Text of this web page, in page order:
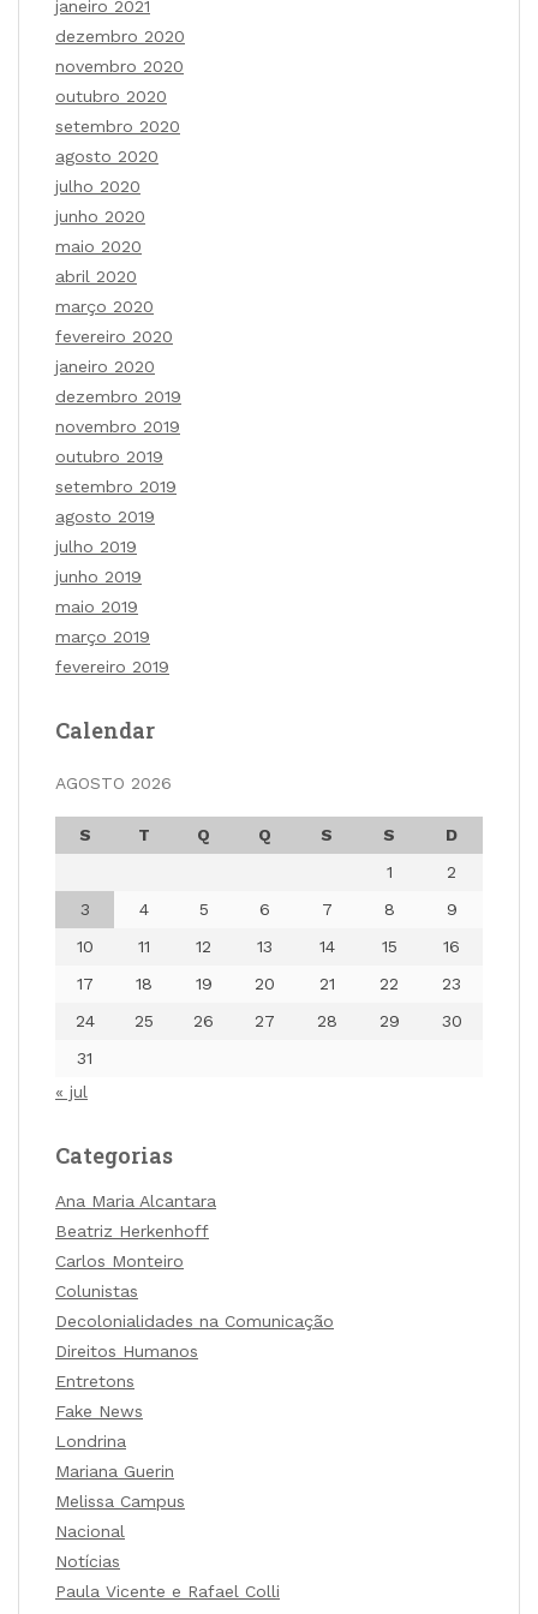
janeiro 2021
dezembro 2020
novembro 2020
outubro 2020
setembro 2020
agosto 2020
julho 2020
junho 2020
maio 2020
abril 2020
março 2020
fevereiro 2020
janeiro 2020
dezembro 2019
novembro 2019
outubro 2019
setembro 2019
agosto 2019
julho 2019
junho 2019
maio 2019
março 2019
fevereiro 2019
Calendar
AGOSTO 2026
S T Q Q S S
D
1
2
3
4 5 6 7 8
9
10
11 12 13 14 15
16
17
18 19 20 21 22
23
24
25 26 27 28 29
30
31
« jul
Categorias
Ana Maria Alcantara
Beatriz Herkenhoff
Carlos Monteiro
Colunistas
Decolonialidades na Comunicação
Direitos Humanos
Entretons
Fake News
Londrina
Mariana Guerin
Melissa Campus
Nacional
Notícias
Paula Vicente e Rafael Colli